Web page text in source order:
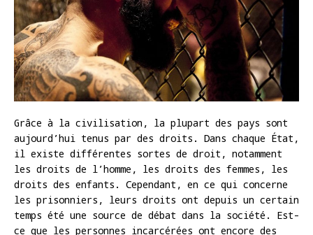
Grâce à la civilisation, la plupart des pays sont
aujourd’hui tenus par des droits. Dans chaque État,
il existe différentes sortes de droit, notamment
les droits de l’homme, les droits des femmes, les
droits des enfants. Cependant, en ce qui concerne
les prisonniers, leurs droits ont depuis un certain
temps été une source de débat dans la société. Est-
ce que les personnes incarcérées ont encore des